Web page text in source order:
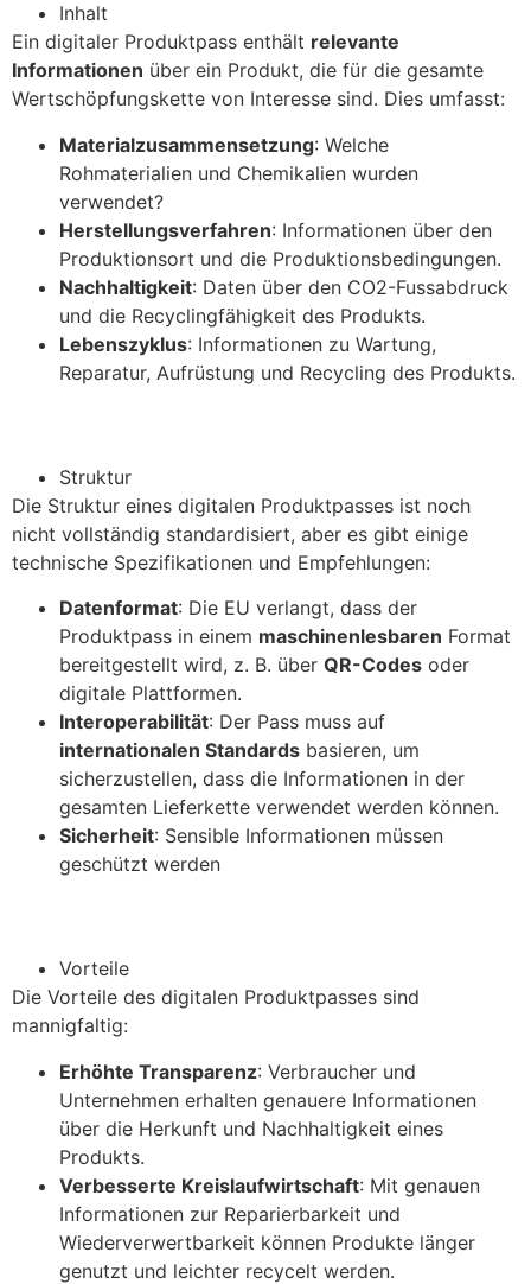
Inhalt
Ein digitaler Produktpass enthält relevante
Informationen über ein Produkt, die für die gesamte
Wertschöpfungskette von Interesse sind. Dies umfasst:
Materialzusammensetzung: Welche
Rohmaterialien und Chemikalien wurden
verwendet?
Herstellungsverfahren: Informationen über den
Produktionsort und die Produktionsbedingungen.
Nachhaltigkeit: Daten über den CO2-Fussabdruck
und die Recyclingfähigkeit des Produkts.
Lebenszyklus: Informationen zu Wartung,
Reparatur, Aufrüstung und Recycling des Produkts.
Struktur
Die Struktur eines digitalen Produktpasses ist noch
nicht vollständig standardisiert, aber es gibt einige
technische Spezifikationen und Empfehlungen:
Datenformat: Die EU verlangt, dass der
Produktpass in einem maschinenlesbaren Format
bereitgestellt wird, z. B. über QR-Codes oder
digitale Plattformen.
Interoperabilität: Der Pass muss auf
internationalen Standards basieren, um
sicherzustellen, dass die Informationen in der
gesamten Lieferkette verwendet werden können.
Sicherheit: Sensible Informationen müssen
geschützt werden
Vorteile
Die Vorteile des digitalen Produktpasses sind
mannigfaltig:
Erhöhte Transparenz: Verbraucher und
Unternehmen erhalten genauere Informationen
über die Herkunft und Nachhaltigkeit eines
Produkts.
Verbesserte Kreislaufwirtschaft: Mit genauen
Informationen zur Reparierbarkeit und
Wiederverwertbarkeit können Produkte länger
genutzt und leichter recycelt werden.